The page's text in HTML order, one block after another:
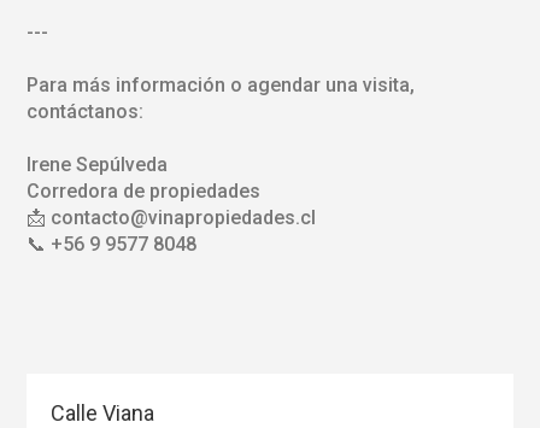
---
Para más información o agendar una visita,
contáctanos:
Irene Sepúlveda
Corredora de propiedades
📩 contacto@vinapropiedades.cl
📞 +56 9 9577 8048
Calle Viana